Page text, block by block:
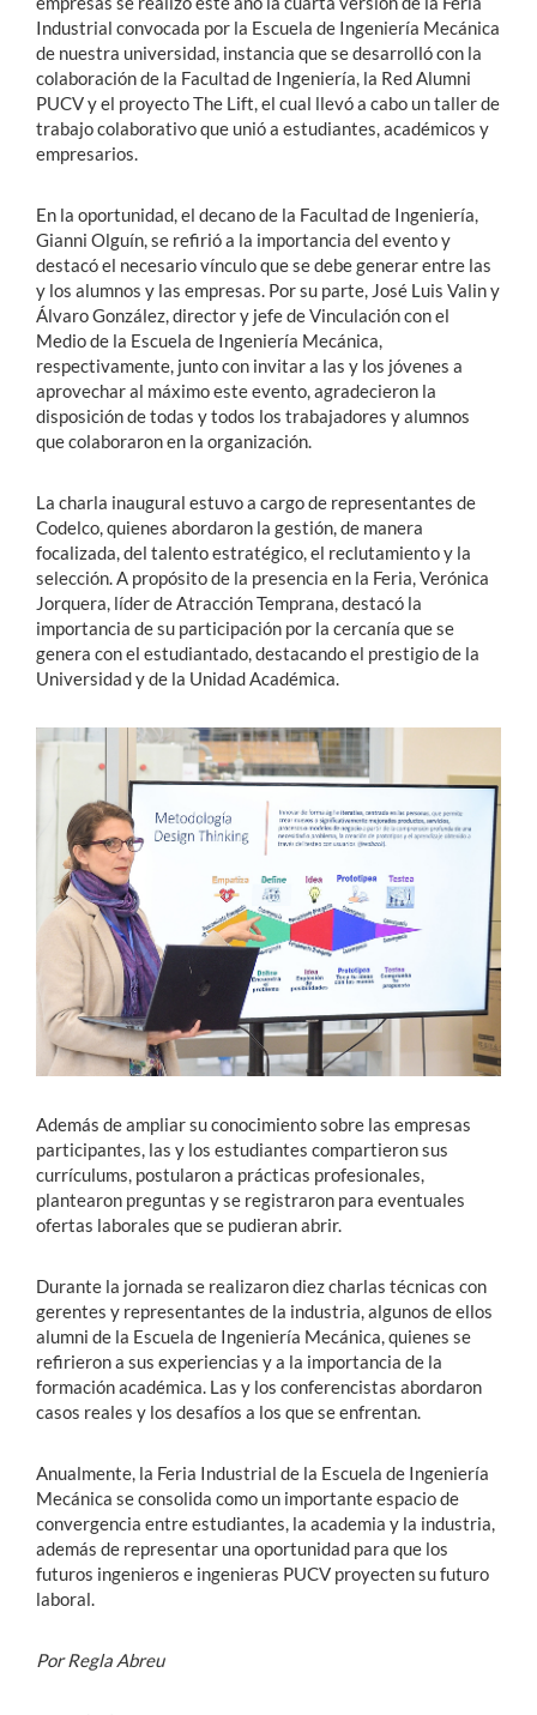
Industrial convocada por la Escuela de Ingeniería Mecánica
de nuestra universidad, instancia que se desarrolló con la
colaboración de la Facultad de Ingeniería, la Red Alumni
PUCV y el proyecto The Lift, el cual llevó a cabo un taller de
trabajo colaborativo que unió a estudiantes, académicos y
empresarios.
En la oportunidad, el decano de la Facultad de Ingeniería,
Gianni Olguín, se refirió a la importancia del evento y
destacó el necesario vínculo que se debe generar entre las
y los alumnos y las empresas. Por su parte, José Luis Valin y
Álvaro González, director y jefe de Vinculación con el
Medio de la Escuela de Ingeniería Mecánica,
respectivamente, junto con invitar a las y los jóvenes a
aprovechar al máximo este evento, agradecieron la
disposición de todas y todos los trabajadores y alumnos
que colaboraron en la organización.
La charla inaugural estuvo a cargo de representantes de
Codelco, quienes abordaron la gestión, de manera
focalizada, del talento estratégico, el reclutamiento y la
selección. A propósito de la presencia en la Feria, Verónica
Jorquera, líder de Atracción Temprana, destacó la
importancia de su participación por la cercanía que se
genera con el estudiantado, destacando el prestigio de la
Universidad y de la Unidad Académica.
Además de ampliar su conocimiento sobre las empresas
participantes, las y los estudiantes compartieron sus
currículums, postularon a prácticas profesionales,
plantearon preguntas y se registraron para eventuales
ofertas laborales que se pudieran abrir.
Durante la jornada se realizaron diez charlas técnicas con
gerentes y representantes de la industria, algunos de ellos
alumni de la Escuela de Ingeniería Mecánica, quienes se
refirieron a sus experiencias y a la importancia de la
formación académica. Las y los conferencistas abordaron
casos reales y los desafíos a los que se enfrentan.
Anualmente, la Feria Industrial de la Escuela de Ingeniería
Mecánica se consolida como un importante espacio de
convergencia entre estudiantes, la academia y la industria,
además de representar una oportunidad para que los
futuros ingenieros e ingenieras PUCV proyecten su futuro
laboral.
Por Regla Abreu